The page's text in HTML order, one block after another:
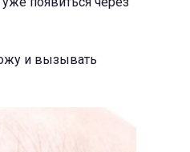
и вызывать